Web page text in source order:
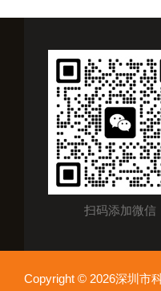
扫码添加微信
Copyright © 2026深圳市